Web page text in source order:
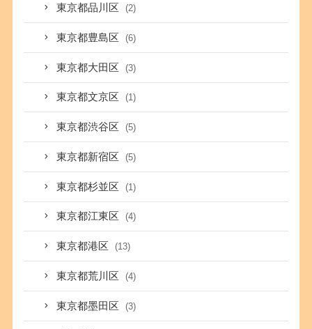
東京都品川区 (2)
東京都豊島区 (6)
東京都大田区 (3)
東京都文京区 (1)
東京都渋谷区 (5)
東京都新宿区 (5)
東京都杉並区 (1)
東京都江東区 (4)
東京都港区 (13)
東京都荒川区 (4)
東京都墨田区 (3)